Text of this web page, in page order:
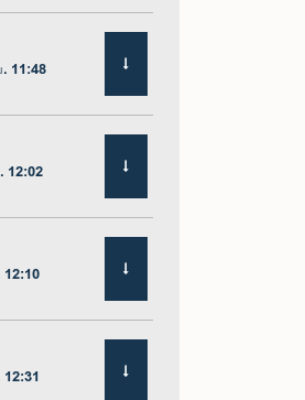
11:48
12:02
12:10
12:31